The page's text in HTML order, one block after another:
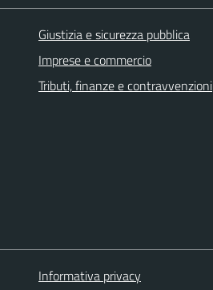
Giustizia e sicurezza pubblica
Imprese e commercio
Tributi, finanze e contravvenzioni
Informativa privacy